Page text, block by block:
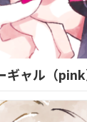
ギャル（